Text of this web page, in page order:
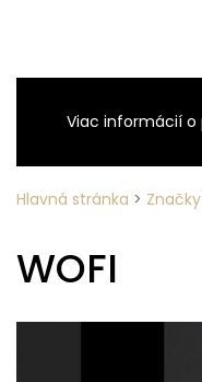
Viac informácií
Hlavná stránka > Značky
WOFI